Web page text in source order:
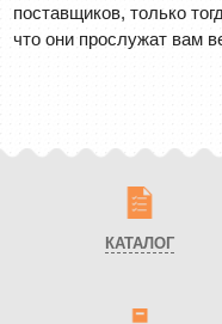
поставщиков, только
что они прослужат вам
КАТАЛОГ